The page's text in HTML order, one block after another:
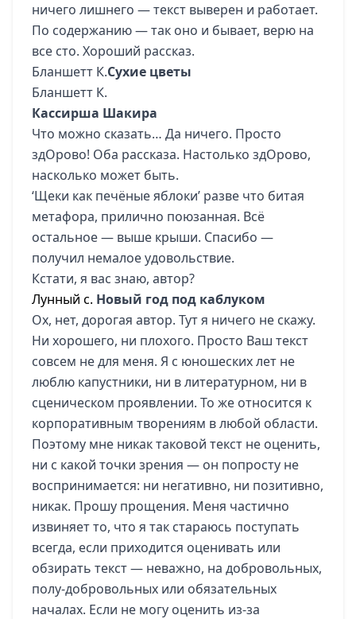
ничего лишнего — текст выверен и работает.
По содержанию — так оно и бывает, верю на
все сто. Хороший рассказ.
Бланшетт К.Сухие цветы
Бланшетт К.
Кассирша Шакира
Что можно сказать… Да ничего. Просто
здОрово! Оба рассказа. Настолько здОрово,
насколько может быть.
‘Щеки как печёные яблоки’ разве что битая
метафора, прилично поюзанная. Всё
остальное — выше крыши. Спасибо —
получил немалое удовольствие.
Кстати, я вас знаю, автор?
Лунный с. Новый год под каблуком
Ох, нет, дорогая автор. Тут я ничего не скажу.
Ни хорошего, ни плохого. Просто Ваш текст
совсем не для меня. Я с юношеских лет не
люблю капустники, ни в литературном, ни в
сценическом проявлении. То же относится к
корпоративным творениям в любой области.
Поэтому мне никак таковой текст не оценить,
ни с какой точки зрения — он попросту не
воспринимается: ни негативно, ни позитивно,
никак. Прошу прощения. Меня частично
извиняет то, что я так стараюсь поступать
всегда, если приходится оценивать или
обзирать текст — неважно, на добровольных,
полу-добровольных или обязательных
началах. Если не могу оценить из-за